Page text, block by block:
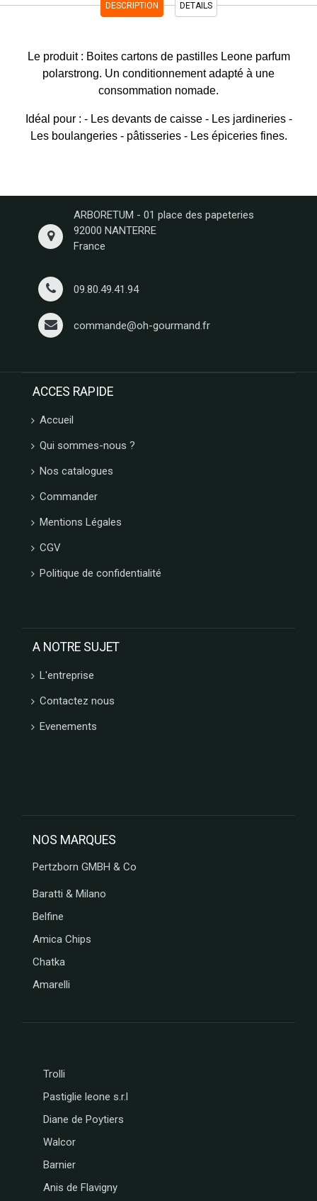
DESCRIPTION DETAILS
Le produit : Boites cartons de pastilles Leone parfum
polarstrong. Un conditionnement adapté à une
consommation nomade.
Idéal pour : - Les devants de caisse - Les jardineries -
Les boulangeries - pâtisseries - Les épiceries fines.
ARBORETUM - 01 place des papeteries
92000 NANTERRE
France
09.80.49.41.94
commande@oh-gourmand.fr
ACCES RAPIDE
Accueil
Qui sommes-nous ?
Nos catalogues
Commander
Mentions Légales
CGV
Politique de confidentialité
A NOTRE SUJET
L'entreprise
Contactez nous
Evenements
NOS MARQUES
Pertzborn GMBH & Co
Baratti & Milano
Belfine
Amica Chips
Chatka
Amarelli
Trolli
Pastiglie leone s.r.l
Diane de Poytiers
Walcor
Barnier
Anis de Flavigny